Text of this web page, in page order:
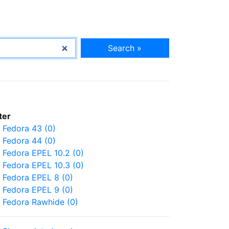
Search »
Fedora 43 (0)
Fedora 44 (0)
Fedora EPEL 10.2 (0)
Fedora EPEL 10.3 (0)
Fedora EPEL 8 (0)
Fedora EPEL 9 (0)
Fedora Rawhide (0)